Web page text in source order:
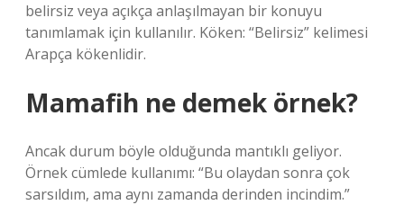
belirsiz veya açıkça anlaşılmayan bir konuyu
tanımlamak için kullanılır. Köken: “Belirsiz” kelimesi
Arapça kökenlidir.
Mamafih ne demek örnek?
Ancak durum böyle olduğunda mantıklı geliyor.
Örnek cümlede kullanımı: “Bu olaydan sonra çok
sarsıldım, ama aynı zamanda derinden incindim.”